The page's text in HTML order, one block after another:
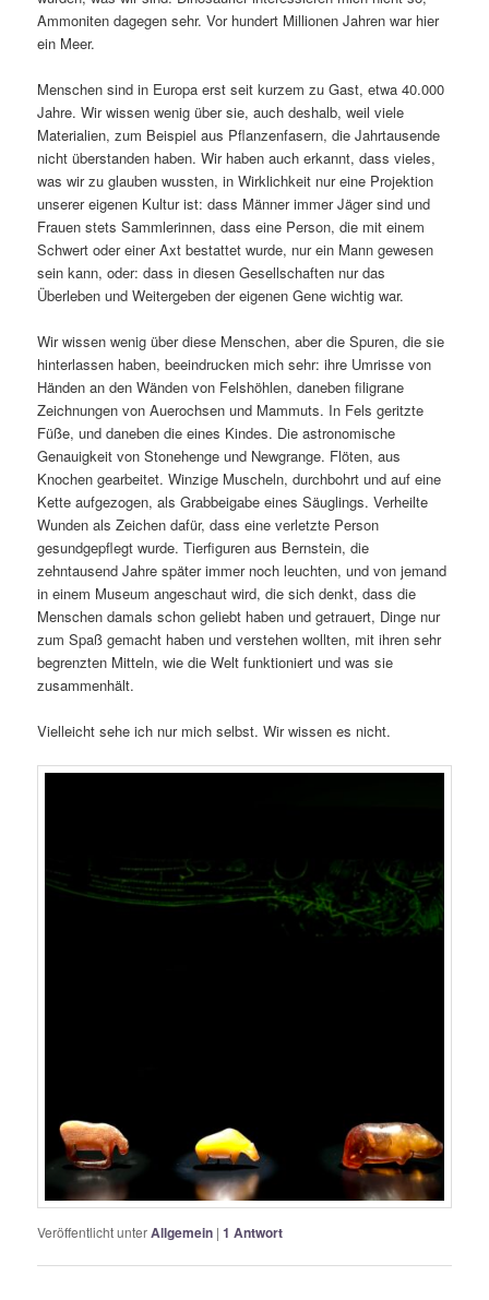
Ammoniten dagegen sehr. Vor hundert Millionen Jahren war hier
ein Meer.
Menschen sind in Europa erst seit kurzem zu Gast, etwa 40.000
Jahre. Wir wissen wenig über sie, auch deshalb, weil viele
Materialien, zum Beispiel aus Pflanzenfasern, die Jahrtausende
nicht überstanden haben. Wir haben auch erkannt, dass vieles,
was wir zu glauben wussten, in Wirklichkeit nur eine Projektion
unserer eigenen Kultur ist: dass Männer immer Jäger sind und
Frauen stets Sammlerinnen, dass eine Person, die mit einem
Schwert oder einer Axt bestattet wurde, nur ein Mann gewesen
sein kann, oder: dass in diesen Gesellschaften nur das
Überleben und Weitergeben der eigenen Gene wichtig war.
Wir wissen wenig über diese Menschen, aber die Spuren, die sie
hinterlassen haben, beeindrucken mich sehr: ihre Umrisse von
Händen an den Wänden von Felshöhlen, daneben filigrane
Zeichnungen von Auerochsen und Mammuts. In Fels geritzte
Füße, und daneben die eines Kindes. Die astronomische
Genauigkeit von Stonehenge und Newgrange. Flöten, aus
Knochen gearbeitet. Winzige Muscheln, durchbohrt und auf eine
Kette aufgezogen, als Grabbeigabe eines Säuglings. Verheilte
Wunden als Zeichen dafür, dass eine verletzte Person
gesundgepflegt wurde. Tierfiguren aus Bernstein, die
zehntausend Jahre später immer noch leuchten, und von jemand
in einem Museum angeschaut wird, die sich denkt, dass die
Menschen damals schon geliebt haben und getrauert, Dinge nur
zum Spaß gemacht haben und verstehen wollten, mit ihren sehr
begrenzten Mitteln, wie die Welt funktioniert und was sie
zusammenhält.
Vielleicht sehe ich nur mich selbst. Wir wissen es nicht.
Veröffentlicht unterAllgemein |1 Antwort